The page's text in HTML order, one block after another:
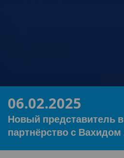
06.02.2025
Новый представитель
партнёрство с